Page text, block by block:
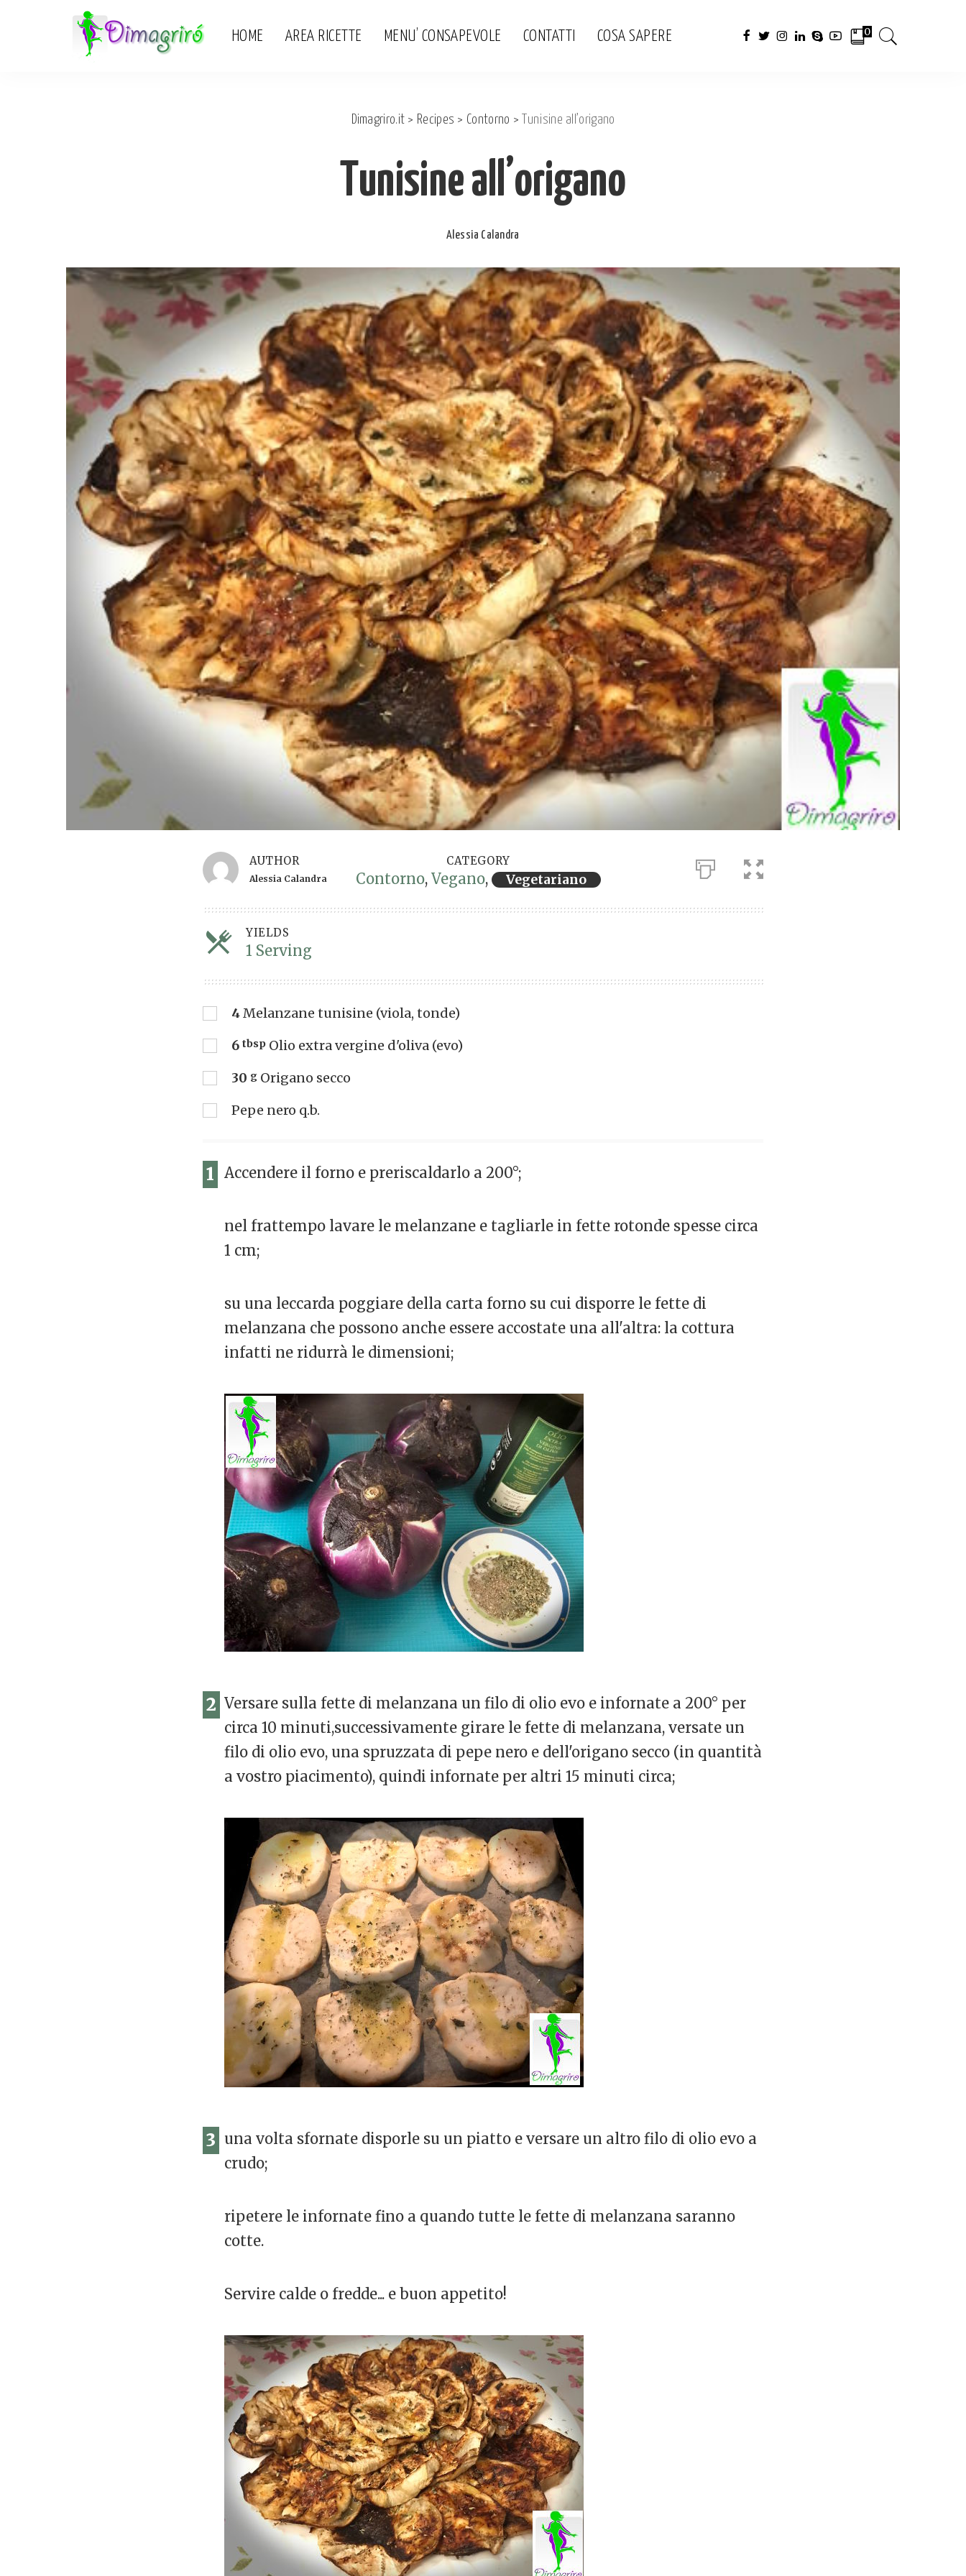
HOME AREA RICETTE MENU’ CONSAPEVOLE CONTATTI COSA SAPERE 0
Dimagriro.it > Recipes > Contorno > Tunisine all’origano
Tunisine all’origano
Posted
Alessia Calandra
AUTHOR
Alessia Calandra
CATEGORY
Contorno, Vegano, Vegetariano
YIELDS
1 Serving
4Melanzane tunisine (viola, tonde)
6 tbsp Olio extra vergine d'oliva (evo)
30 g Origano secco
Pepe nero q.b.
1 Accendere il forno e preriscaldarlo a 200°;
nel frattempo lavare le melanzane e tagliarle in fette rotonde spesse circa
1 cm;
su una leccarda poggiare della carta forno su cui disporre le fette di
melanzana che possono anche essere accostate una all'altra: la cottura
infatti ne ridurrà le dimensioni;
2 Versare sulla fette di melanzana un filo di olio evo e infornate a 200° per
circa 10 minuti,successivamente girare le fette di melanzana, versate un
filo di olio evo, una spruzzata di pepe nero e dell'origano secco (in quantità
a vostro piacimento), quindi infornate per altri 15 minuti circa;
3 una volta sfornate disporle su un piatto e versare un altro filo di olio evo a
crudo;
ripetere le infornate fino a quando tutte le fette di melanzana saranno
cotte.
Servire calde o fredde... e buon appetito!